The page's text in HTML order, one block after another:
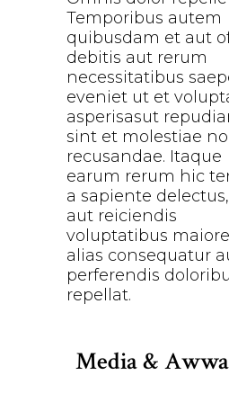
Temporibus autem
quibusdam et aut
debitis aut rerum
necessitatibus
eveniet ut et
asperisasut
sint et molestiae
recusandae. Itaque
earum rerum hic
a sapiente
aut reiciendis
voluptatibus
alias consequatur
perferendis
repellat.
Media &